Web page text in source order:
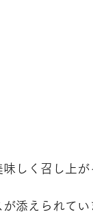
しく召し上
添えられて